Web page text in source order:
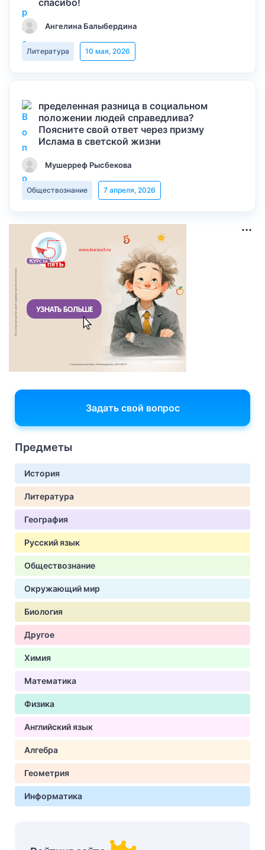
спасибо!
Ангелина Балыбердина
Литература 10 мая, 2026
пределенная разница в социальном
положении людей справедлива?
Поясните свой ответ через призму
Ислама в светской жизни
Мушерреф Рысбекова
Обществознание 7 апреля, 2026
Задать свой вопрос
Предметы
История
Литература
География
Русский язык
Обществознание
Окружающий мир
Биология
Другое
Химия
Математика
Физика
Английский язык
Алгебра
Геометрия
Информатика